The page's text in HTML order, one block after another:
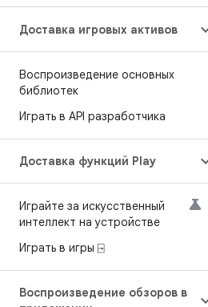
Доставка игровых активов
Воспроизведение основных
библиотек
Играть в API разработчика
Доставка функций Play
Играйте за искусственный
интеллект на устройстве
Играть в игры ⍈
Воспроизведение обзоров в